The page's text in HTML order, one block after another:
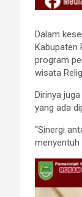
Dalam
Kabupaten
program
wisata
Dirinya
yang ada
“Sinergi
menyentuh